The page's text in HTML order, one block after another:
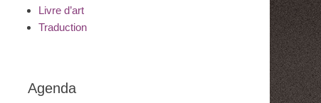
Livre d’art
Traduction
Agenda